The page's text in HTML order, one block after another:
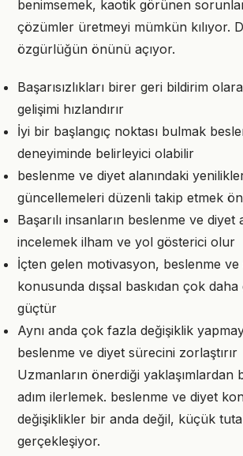
benimsemek, kaotik görünen
çözümler üretmeyi mümkün kılıyor.
özgürlüğün önünü açıyor.
Başarısızlıkları birer geri bildirim
gelişimi hızlandırır
İyi bir başlangıç noktası bulmak
deneyiminde belirleyici olabilir
beslenme ve diyet alanındaki
güncellemeleri düzenli takip etmek
Başarılı insanların beslenme ve diyet
incelemek ilham ve yol gösterici olur
İçten gelen motivasyon, beslenme ve
konusunda dışsal baskıdan çok
güçtür
Aynı anda çok fazla değişiklik
beslenme ve diyet sürecini zorlaştırır
Uzmanların önerdiği yaklaşımlardan
adım ilerlemek. beslenme ve diyet
değişiklikler bir anda değil, küçük
gerçekleşiyor.